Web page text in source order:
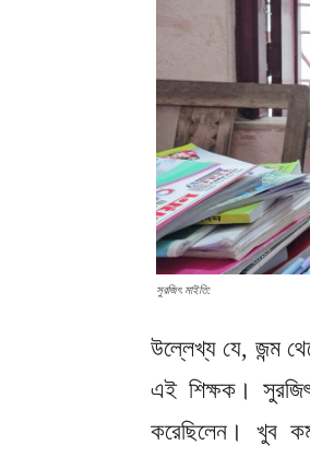
সুরজিৎ মাইতি:
উল্লেখ্য যে, জন্ম
এই শিক্ষক।
করেছিলেন। খুব কম